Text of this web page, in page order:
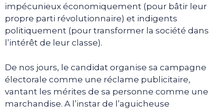
impécunieux économiquement (pour bâtir leur
propre parti révolutionnaire) et indigents
politiquement (pour transformer la société dans
l’intérêt de leur classe).
De nos jours, le candidat organise sa campagne
électorale comme une réclame publicitaire,
vantant les mérites de sa personne comme une
marchandise. A l’instar de l’aguicheuse